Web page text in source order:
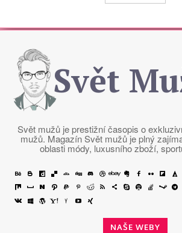
Svět
Svět mužů je prestižní časopis o
mužů. Magazín Svět mužů je plný
oblasti módy, luxusního zboží,
NAŠE WEBY